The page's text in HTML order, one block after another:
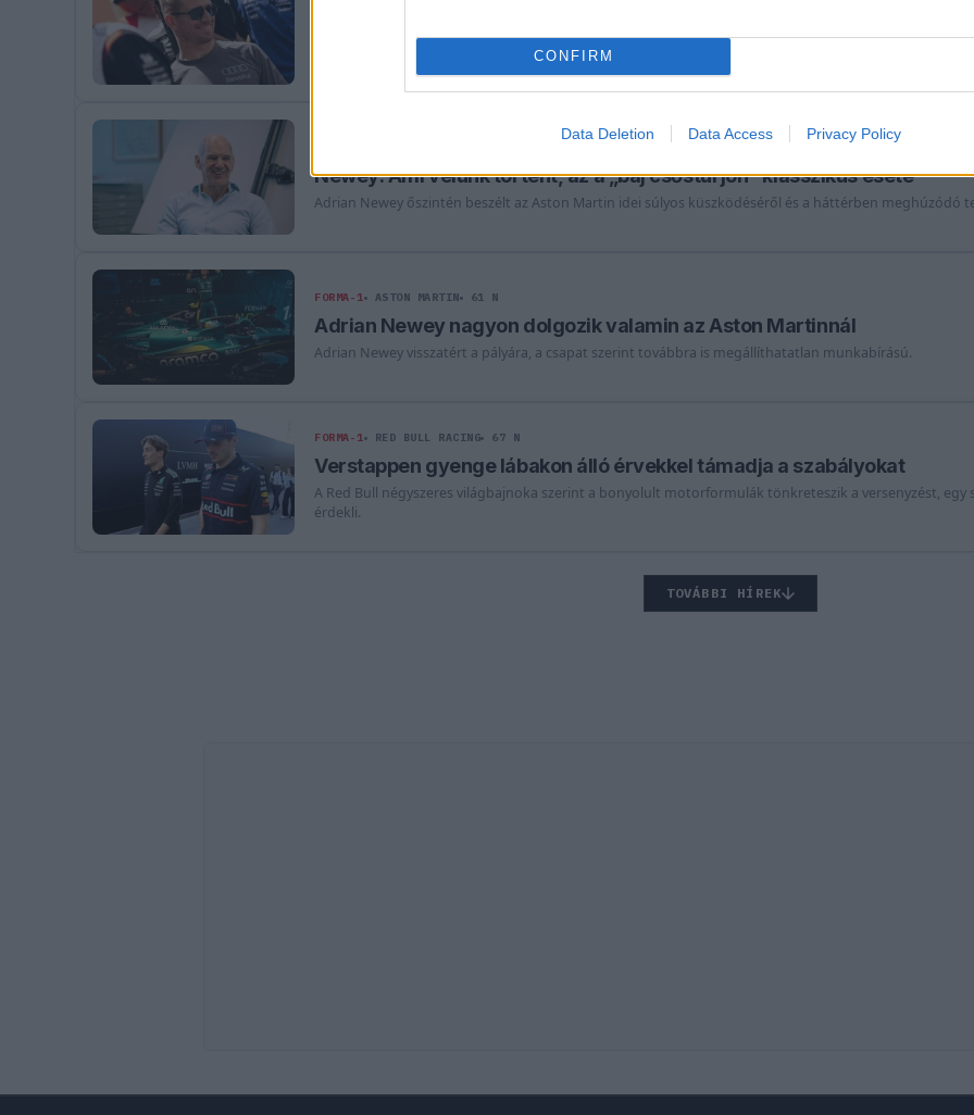
CONFIRM
Data Deletion Data Access Privacy Policy
Nico Hülkenberg felettébb bosszantónak tartja, hogy az Audi az ausztrál szezonnyitó óta egyetlen
Newey: Ami velünk történt, az a „baj csőstül jön” klasszikus esete
Adrian Newey őszintén beszélt az Aston Martin idei súlyos küszködéséről és a háttérben meghúzódó
FORMA-1 ASTON MARTIN 61 N
Adrian Newey nagyon dolgozik valamin az Aston Martinnál
Adrian Newey visszatért a pályára, a csapat szerint továbbra is megállíthatatlan munkabírású.
FORMA-1 RED BULL RACING 67 N
Verstappen gyenge lábakon álló érvekkel támadja a szabályokat
A Red Bull négyszeres világbajnoka szerint a bonyolult motorformulák tönkreteszik a versenyzést,
érdekli.
TOVÁBBI HÍREK